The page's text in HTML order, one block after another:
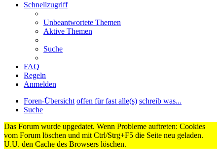
Schnellzugriff
Unbeantwortete Themen
Aktive Themen
Suche
FAQ
Regeln
Anmelden
Foren-Übersicht offen für fast alle(s) schreib was...
Suche
Das Forum wurde upgedatet. Wenn Probleme auftreten: Cookies
vom Forum löschen und mit Ctrl/Strg+F5 die Seite neu geladen.
U.U. den Cache des Browsers löschen.